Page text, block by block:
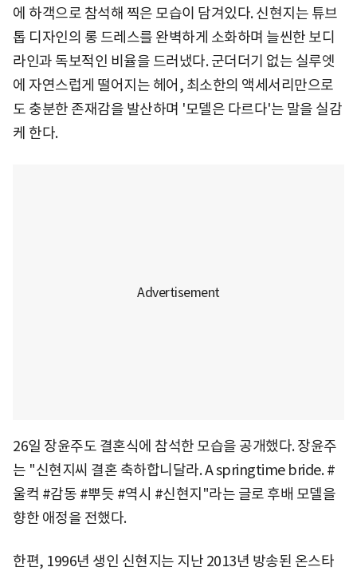
에 하객으로 참석해 찍은 모습이 담겨있다. 신현지는 튜브
톱 디자인의 롱 드레스를 완벽하게 소화하며 늘씬한 보디
라인과 독보적인 비율을 드러냈다. 군더더기 없는 실루엣
에 자연스럽게 떨어지는 헤어, 최소한의 액세서리만으로
도 충분한 존재감을 발산하며 '모델은 다르다'는 말을 실감
케 한다.
26일 장윤주도 결혼식에 참석한 모습을 공개했다. 장윤주
는 "신현지씨 결혼 축하합니달라. A springtime bride. #
울컥 #감동 #뿌듯 #역시 #신현지"라는 글로 후배 모델을
향한 애정을 전했다.
한편, 1996년 생인 신현지는 지난 2013년 방송된 온스타